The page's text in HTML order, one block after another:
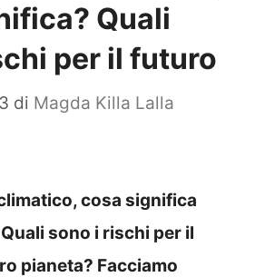
Quali
per il futuro
di Magda Killa Lalla
cosa significa
sono i rischi per il
pianeta? Facciamo